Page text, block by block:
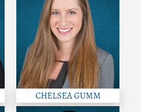
CHELSEA GUMM